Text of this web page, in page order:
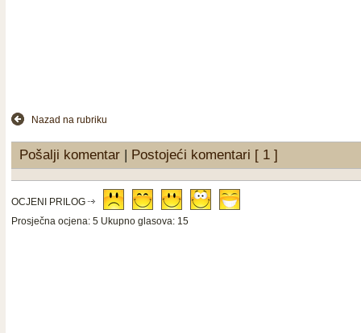
Nazad na rubriku
Pošalji komentar | Postojeći komentari [ 1 ]
OCJENI PRILOG
Prosječna ocjena: 5 Ukupno glasova: 15